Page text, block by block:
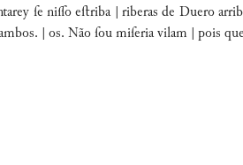
ſe nio eﬅriba | riberas de Duero
| os. Não ſou miſeria vilam | pois